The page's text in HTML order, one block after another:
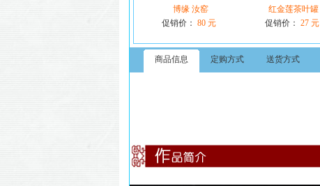
博缘 汝窑
促销价： 80 元
红金莲茶叶罐
促销价： 27 元
商品信息 定购方式 送货方式